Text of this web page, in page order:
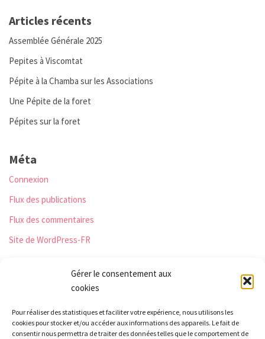
Gérer le consentement aux
cookies
Pour réaliser des statistiques et faciliter votre expérience, nous utilisons les
cookies pour stocker et/ou accéder aux informations des appareils. Le fait de
consentir nous permettra de traiter des données telles que le comportement de
Articles récents
Assemblée Générale 2025
Pepites à Viscomtat
Pépite à la Chamba sur les Associations
Une Pépite de la foret
Pépites sur la foret
Méta
Connexion
Flux des publications
Flux des commentaires
Site de WordPress-FR
Le Relais
21 rue Peurière